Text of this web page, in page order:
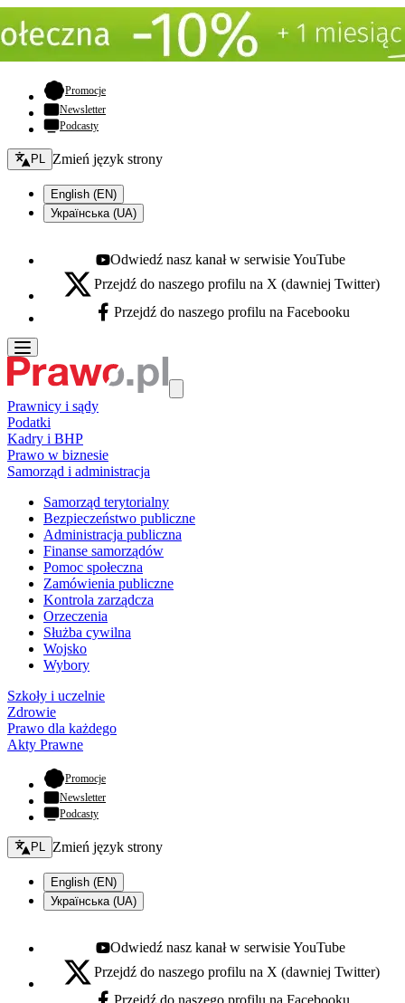
Promocje- otwiera się w nowej karcie
Newsletter
Podcasty
Zmień język - bieżący:
PL Zmień język strony
English (EN)
Українська (UA)
Youtube - otwiera się w nowej karcie
Odwiedź nasz kanał w serwisie YouTube
X - otwiera się w nowej karcie
Przejdź do naszego profilu na X (dawniej Twitter)
Facebook - otwiera się w nowej karcie
Przejdź do naszego profilu na Facebooku
Prawnicy i sądy
Podatki
Kadry i BHP
Prawo w biznesie
Samorząd i administracja
Samorząd terytorialny
Bezpieczeństwo publiczne
Administracja publiczna
Finanse samorządów
Pomoc społeczna
Zamówienia publiczne
Kontrola zarządcza
Orzeczenia
Służba cywilna
Wojsko
Wybory
Szkoły i uczelnie
Zdrowie
Prawo dla każdego
Akty Prawne
Promocje- otwiera się w nowej karcie
Newsletter
Podcasty
Zmień język - bieżący:
PL Zmień język strony
English (EN)
Українська (UA)
Youtube - otwiera się w nowej karcie
Odwiedź nasz kanał w serwisie YouTube
X - otwiera się w nowej karcie
Przejdź do naszego profilu na X (dawniej Twitter)
Przejdź do naszego profilu na Facebooku